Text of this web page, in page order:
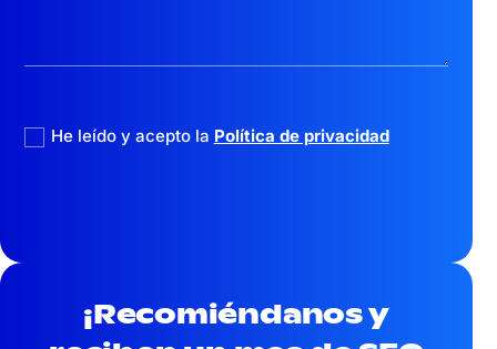
He leído y acepto la Política de privacidad
¡Recomiéndanos y